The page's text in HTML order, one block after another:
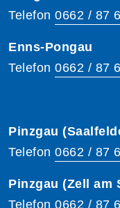
Telefon 0662 / 87
Enns-Pongau
Telefon 0662 / 87
Pinzgau
Telefon 0662 / 87
Pinzgau (Zell am
Telefon 0662 / 87